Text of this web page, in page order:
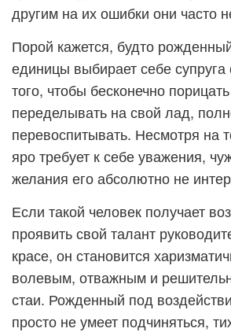
другим на их ошибки они часто
Порой кажется, будто
единицы выбирает себе
того, чтобы бесконечно
переделывать на свой лад,
перевоспитывать. Несмотря на
яро требует к себе уважения,
желания его абсолютно не
Если такой человек получает
проявить свой талант
красе, он становится
волевым, отважным и
стаи. Рожденный под
просто не умеет подчиняться,